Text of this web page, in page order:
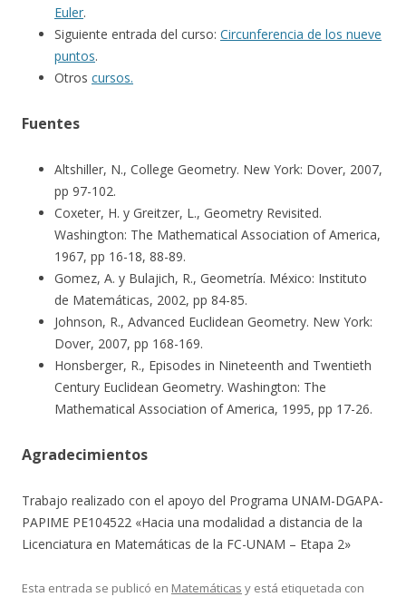
Euler.
Siguiente entrada del curso: Circunferencia de los nueve
puntos.
Otros cursos.
Fuentes
Altshiller, N., College Geometry. New York: Dover, 2007,
pp 97-102.
Coxeter, H. y Greitzer, L., Geometry Revisited.
Washington: The Mathematical Association of America,
1967, pp 16-18, 88-89.
Gomez, A. y Bulajich, R., Geometría. México: Instituto
de Matemáticas, 2002, pp 84-85.
Johnson, R., Advanced Euclidean Geometry. New York:
Dover, 2007, pp 168-169.
Honsberger, R., Episodes in Nineteenth and Twentieth
Century Euclidean Geometry. Washington: The
Mathematical Association of America, 1995, pp 17-26.
Agradecimientos
Trabajo realizado con el apoyo del Programa UNAM-DGAPA-
PAPIME PE104522 «Hacia una modalidad a distancia de la
Licenciatura en Matemáticas de la FC-UNAM – Etapa 2»
Esta entrada se publicó en Matemáticas y está etiquetada con